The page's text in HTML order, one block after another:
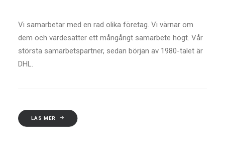
Vi samarbetar med en rad olika företag. Vi värnar om
dem och värdesätter ett mångårigt samarbete högt. Vår
största samarbetspartner, sedan början av 1980-talet är
DHL.
LÄS MER